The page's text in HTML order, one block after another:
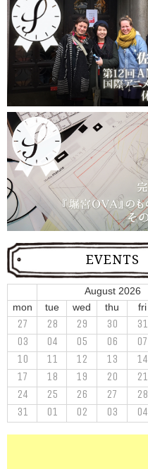
EVENTS
August 2026
mon
tue wed thu fri
27 28 29 30 31
03
04 05 06 07
10
11 12 13 14
17
18 19 20 21
24
25 26 27 28
31
01 02 03 04